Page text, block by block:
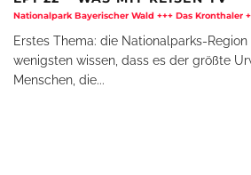
Nationalpark Bayerischer Wald +++ Das Kronthaler
Erstes Thema: die Nationalparks-
wenigsten wissen, dass es der größte
Menschen, die...